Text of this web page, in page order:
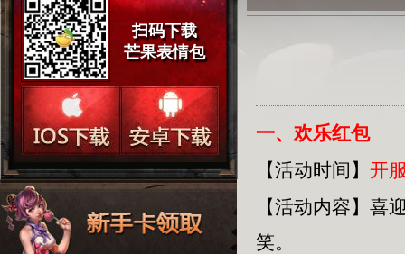
扫码下载
芒果表情包
一、欢乐红包
【活动时间】 开
【活动内容】 喜
笑。